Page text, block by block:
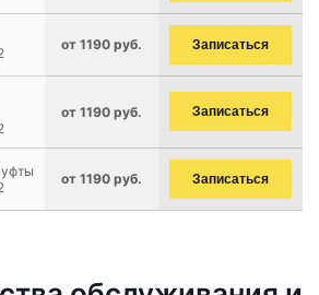
от 1190 руб. Записаться
от 1190 руб. Записаться
от 1190 руб. Записаться